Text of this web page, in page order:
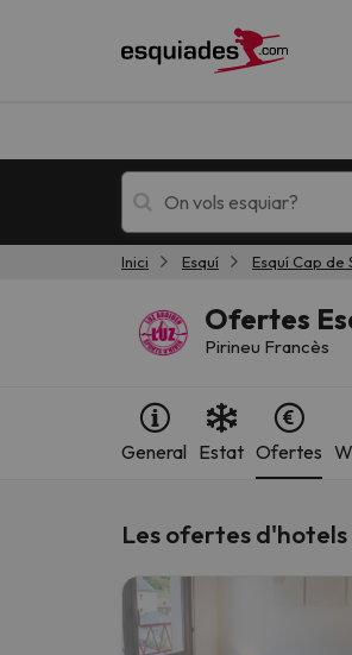
Esquí
Vaja! Sembla que el
Inici Esquí Esquí Cap de
Ofertes
Pirineu Francès
General Estat Ofertes
Les ofertes